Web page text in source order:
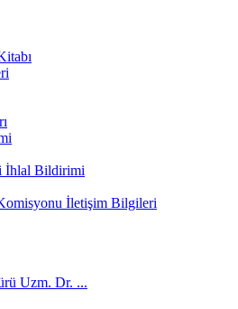
İhlal Bildirimi
İletişim Bilgileri
Uzm. Dr. ...